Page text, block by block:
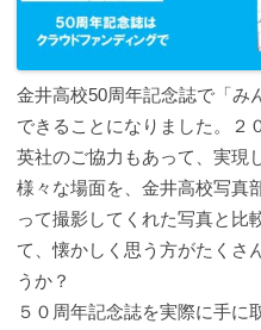
金井高校50周年記念誌で「み
できることになりました。２
英社のご協力もあって、実現
様々な場面を、金井高校写真
って撮影してくれた写真と比
て、懐かしく思う方がたくさ
うか？
５０周年記念誌を実際に手に